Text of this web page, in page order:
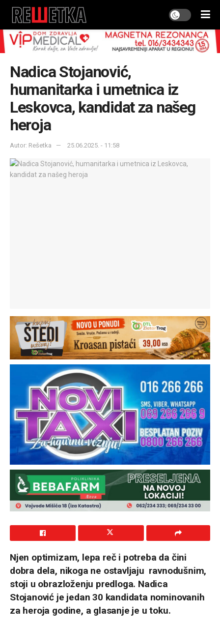
Nadica Stojanović,
humanitarka i umetnica iz
Leskovca, kandidat za našeg
heroja
Autor: Rešetka 25.06.2025. - 11:58
Njen optimizam, lepa reč i potreba da čini
dobra dela, nikoga ne ostavljaju ravnodušnim,
stoji u obrazloženju predloga. Nadica
Stojanović je jedan 30 kandidata nominovanih
za heroja godine, a glasanje je u toku.